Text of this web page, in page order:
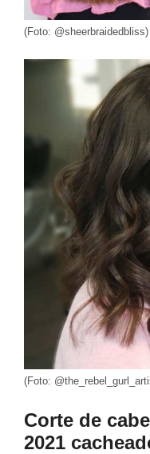
(Foto: @sheerbraidedbliss)
(Foto:
Corte de
2021